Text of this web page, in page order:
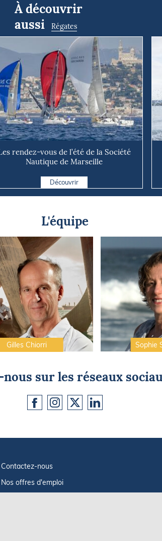
À découvrir
aussi
Régates
rendez-vous de l’été de la Société
Nautique de Marseille
Découvrir
L'équipe
Gilles Chiorri Sophie
nous sur les réseaux
Contactez-nous
Nos offres d'emploi